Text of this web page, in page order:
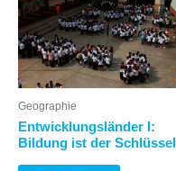
Geographie
Entwicklungsländer I:
Bildung ist der Schlüssel